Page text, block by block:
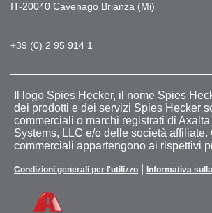
IT-20040 Cavenago Brianza (Mi)
+39 (0) 2 95 914 1
Il logo Spies Hecker, il nome Spies
dei prodotti e dei servizi Spies Hecker
commerciali o marchi registrati di
Systems, LLC e/o delle società affiliate.
commerciali appartengono ai rispettivi
Condizioni generali per l'utilizzo Informativa